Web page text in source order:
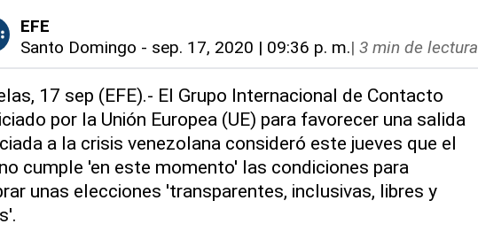
EFE
Santo Domingo - sep. 17, 2020 | 09:36 p. m.| 3 min de lectura
17 sep (EFE).- El Grupo Internacional de Contacto
por la Unión Europea (UE) para favorecer una salida
a la crisis venezolana consideró este jueves que el
cumple 'en este momento' las condiciones para
unas elecciones 'transparentes, inclusivas, libres y